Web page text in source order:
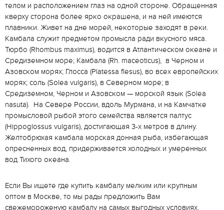
телом и расположением глаз на одной стороне. Обращенная
кверху сторона более ярко окрашена, и на ней имеются
плавники. Живет на дне морей, некоторые заходят в реки.
Камбала служит предметом промысла ради вкусного мяса.
Тюрбо (Rhombus maximus), водится в Атлантическом океане и
Средиземном море; Камбала (Rh. maceoticus), в Черном и
Азовском морях; Глосса (Platessa flesus), во всех европейских
морях; соль (Solea vulgaris), в Северном море; в
Средиземном, Черном и Азовском — морской язык (Solea
nasuta). На Севере России, вдоль Мурмана, и на Камчатке
промысловой рыбой этого семейства является палтус
(Hippoglossus vulgaris), достигающая 3-х метров в длину.
Желтобрюхая камбала морская донная рыба, избегающая
опресненных вод, придерживается холодных и умеренных
вод Тихого океана.
Если Вы ищете где купить камбалу мелким или крупным
оптом в Москве, то мы рады предложить Вам
свежемороженую камбалу на самых выгодных условиях.